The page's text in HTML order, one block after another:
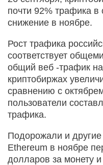
почти 92% трафика
снижение в ноябре.
Рост трафика
соответствует
общий веб -трафик
криптобиржах
сравнению с
пользователи
трафика.
Подорожали и
Ethereum в ноябре
долларов за монету